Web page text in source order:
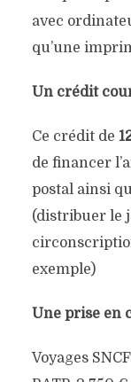
avec
qu’une
Un crédit
Ce crédit de
de financer
postal ainsi
(distribuer le
exemple)
Une prise en
Voyages